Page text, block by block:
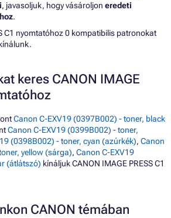
, javasoljuk, hogy vásároljon eredeti
.
C1 nyomtatóhoz 0 kompatibilis patronokat
keres CANON IMAGE
Canon C-EXV19 (0397B002) - toner, black
Canon C-EXV19 (0399B002) - toner,
(0398B002) - toner, cyan (azúrkék), Canon
yellow (sárga), Canon C-EXV19
(átlátszó) kínáljuk CANON IMAGE PRESS C1
CANON témában